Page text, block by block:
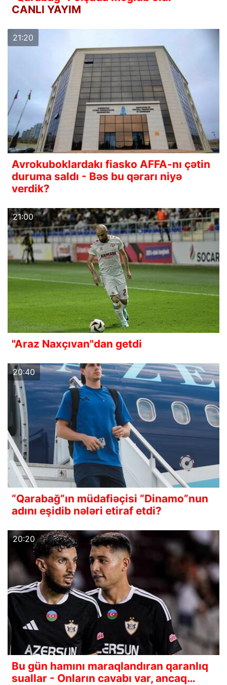
CANLI YAYIM
21:20
Avrokuboklardakı fiasko AFFA-nı çətin
duruma saldı - Bəs bu qərarı niyə
verdik?
21:00
"Araz Naxçıvan"dan getdi
20:40
“Qarabağ”ın müdafiəçisi “Dinamo”nun
adını eşidib nələri etiraf etdi?
20:20
Bu gün hamını maraqlandıran qaranlıq
suallar - Onların cavabı var, ancaq…